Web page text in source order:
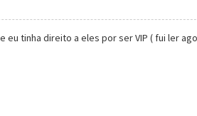
eu tinha direito a eles por ser VIP ( fui ler